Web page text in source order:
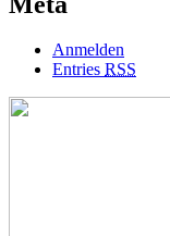
Anmelden
Entries RSS